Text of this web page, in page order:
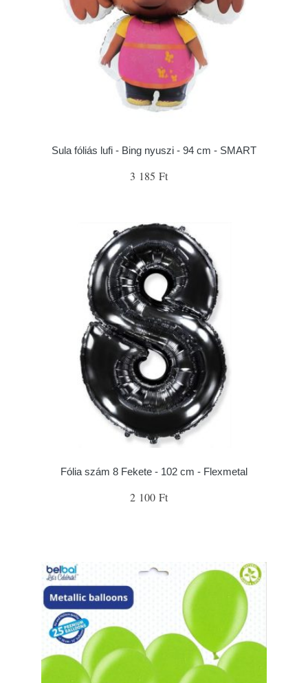
Sula fóliás lufi - Bing nyuszi - 94 cm - SMART
3 185 Ft
Fólia szám 8 Fekete - 102 cm - Flexmetal
2 100 Ft